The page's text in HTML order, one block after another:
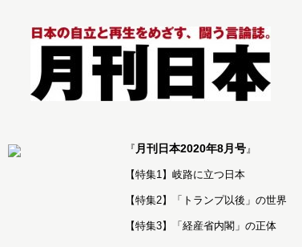
『 月刊日本2020年8月号』
【特集1】岐路に立つ日本
【特集2】「トランプ以後」の世界
【特集3】「経産省内閣」の正体